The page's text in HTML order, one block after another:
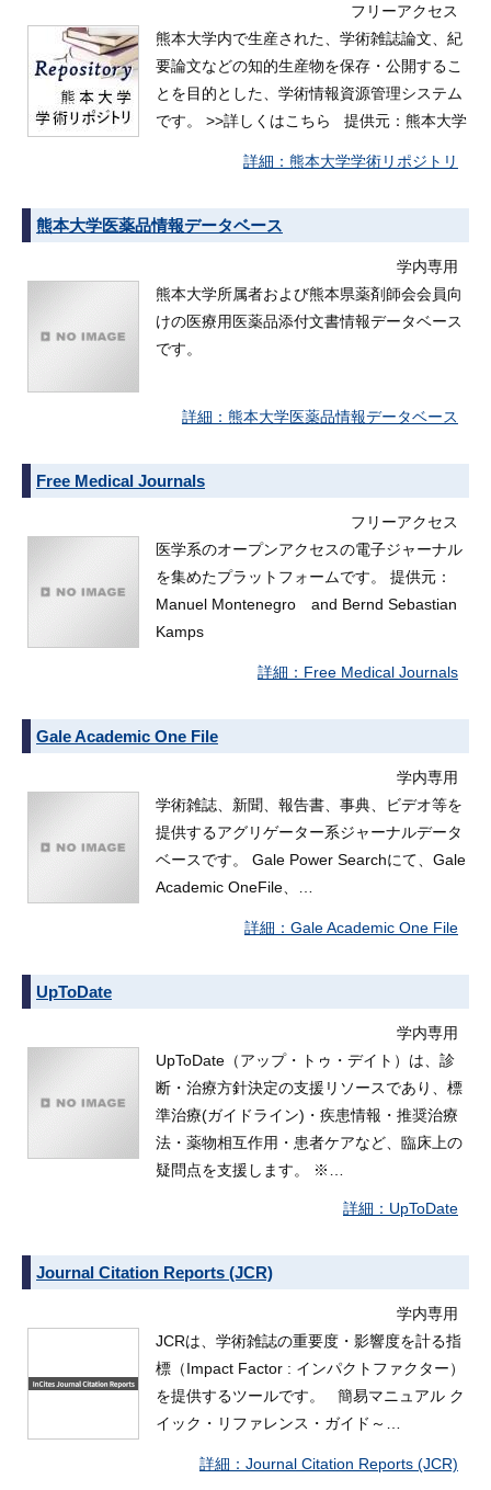
フリーアクセス
熊本大学内で生産された、学術雑誌論文、紀
要論文などの知的生産物を保存・公開するこ
とを目的とした、学術情報資源管理システム
です。 >>詳しくはこちら 提供元：熊本大学
熊本大学学術リポジトリ
熊本大学医薬品情報データベース
学内専用
熊本大学所属者および熊本県薬剤師会会員向
けの医療用医薬品添付文書情報データベース
です。
熊本大学医薬品情報データベース
Free Medical Journals
フリーアクセス
医学系のオープンアクセスの電子ジャーナル
を集めたプラットフォームです。 提供元：
Manuel Montenegro and Bernd Sebastian
Kamps
Free Medical Journals
Gale Academic One File
学内専用
学術雑誌、新聞、報告書、事典、ビデオ等を
提供するアグリゲーター系ジャーナルデータ
ベースです。 Gale Power Searchにて、Gale
Academic OneFile、…
Gale Academic One File
UpToDate
学内専用
UpToDate（アップ・トゥ・デイト）は、診
断・治療方針決定の支援リソースであり、標
準治療(ガイドライン)・疾患情報・推奨治療
法・薬物相互作用・患者ケアなど、臨床上の
疑問点を支援します。 ※…
UpToDate
Journal Citation Reports (JCR)
学内専用
JCRは、学術雑誌の重要度・影響度を計る指
標（Impact Factor : インパクトファクター）
を提供するツールです。 簡易マニュアル ク
イック・リファレンス・ガイド～…
Journal Citation Reports (JCR)